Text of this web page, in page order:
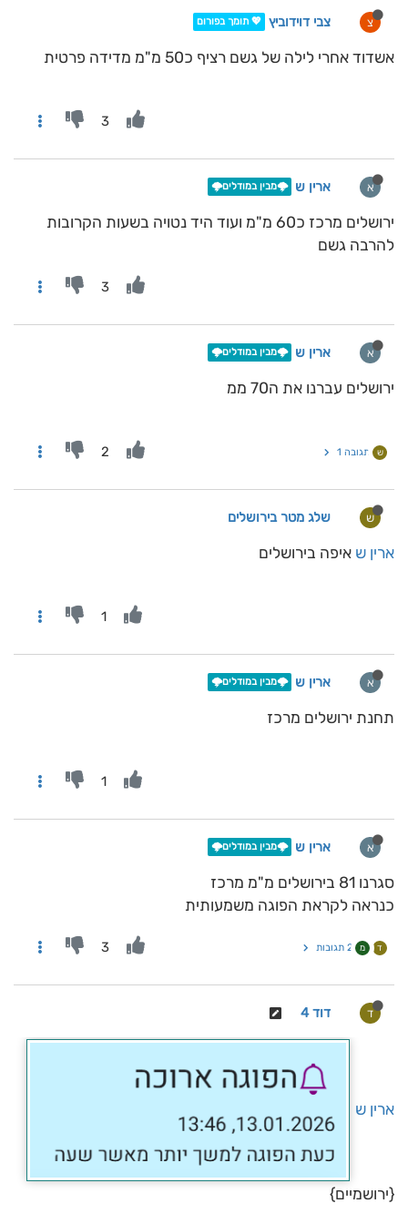
צ צבי דוידוביץ 💖 תומך בפורום
אשדוד אחרי לילה של גשם רציף כ50 מ"מ מדידה פרטית
3
א ארין ש 🌩️מבין במודלים🌩️
ירושלים מרכז כ60 מ"מ ועוד היד נטויה בשעות הקרובות
להרבה גשם
3
א ארין ש 🌩️מבין במודלים🌩️
ירושלים עברנו את ה70 ממ
ש תגובה 1 2
ש שלג מטר בירושלים
ארין ש איפה בירושלים
1
א ארין ש 🌩️מבין במודלים🌩️
תחנת ירושלים מרכז
1
א ארין ש 🌩️מבין במודלים🌩️
סגרנו 81 בירושלים מ"מ מרכז
כנראה לקראת הפוגה משמעותית
ד מ 2 תגובות 3
ד דוד 4
ארין ש
{ירושמיים}